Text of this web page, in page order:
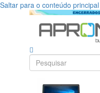
Saltar para o conteúdo principal